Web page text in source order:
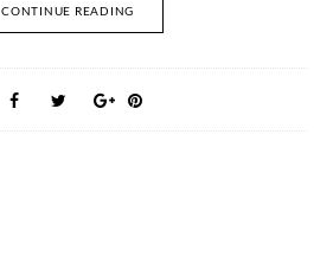
CONTINUE READING